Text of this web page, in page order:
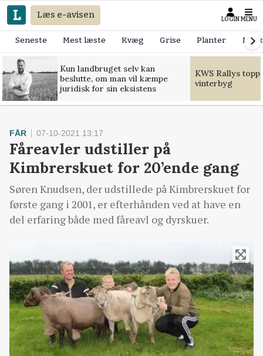
Læs e-avisen LOGIN MENU
Seneste Mest læste Kvæg Grise Planter
Kun landbruget selv kan
beslutte, om man vil kæmpe
juridisk for sin eksistens
KWS Rallys
vinterbyg
FÅR 07-10-2021 13:17
Fåreavler udstiller på
Kimbrerskuet for 20’ende gang
Søren Knudsen, der udstillede på Kimbrerskuet for
første gang i 2001, er efterhånden ved at have en
del erfaring både med fåreavl og dyrskuer.